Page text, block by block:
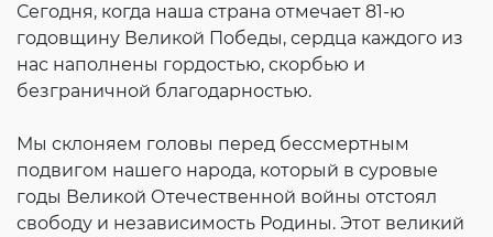
Сегодня, когда наша страна отмечает 81-ю
годовщину Великой Победы, сердца каждого из
нас наполнены гордостью, скорбью и
безграничной благодарностью.
Мы склоняем головы перед бессмертным
подвигом нашего народа, который в суровые
годы Великой Отечественной войны отстоял
свободу и независимость Родины. Этот великий